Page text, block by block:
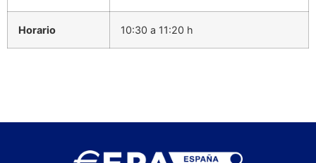
Horario 10:30 a 11:20 h